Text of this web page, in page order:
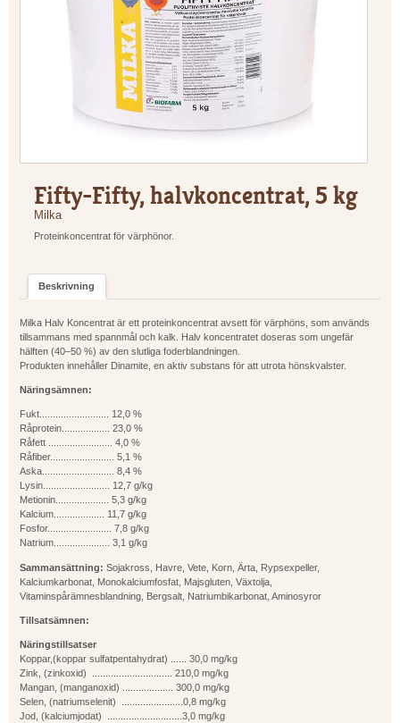
Fifty-Fifty, halvkoncentrat, 5 kg
Milka
Proteinkoncentrat för värphönor.
Beskrivning
Milka Halv Koncentrat är ett proteinkoncentrat avsett för värphöns, som används
tillsammans med spannmål och kalk. Halv koncentratet doseras som ungefär
hälften (40–50 %) av den slutliga foderblandningen.
Produkten innehåller Dinamite, en aktiv substans för att utrota hönskvalster.
Näringsämnen:
Fukt.......................... 12,0 %
Råprotein.................. 23,0 %
Råfett ........................ 4,0 %
Råfiber........................ 5,1 %
Aska........................... 8,4 %
Lysin......................... 12,7 g/kg
Metionin.................... 5,3 g/kg
Kalcium................... 11,7 g/kg
Fosfor........................ 7,8 g/kg
Natrium..................... 3,1 g/kg
Sammansättning: Sojakross, Havre, Vete, Korn, Ärta, Rypsexpeller,
Kalciumkarbonat, Monokalciumfosfat, Majsgluten, Växtolja,
Vitaminspårämnesblandning, Bergsalt, Natriumbikarbonat, Aminosyror
Tillsatsämnen:
Näringstillsatser
Koppar,(koppar sulfatpentahydrat) ...... 30,0 mg/kg
Zink, (zinkoxid) .............................. 210,0 mg/kg
Mangan, (manganoxid) ................... 300,0 mg/kg
Selen, (natriumselenit) .......................0,8 mg/kg
Jod, (kalciumjodat) ............................3,0 mg/kg